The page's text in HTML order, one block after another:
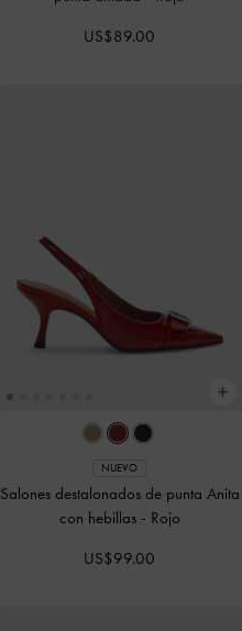
US$89.00
NUEVO
Salones destalonados de punta Anita
con hebillas - Rojo
US$99.00